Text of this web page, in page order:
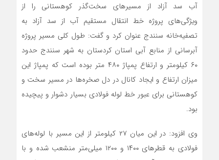
آب سد آزاد از مسیرهای سخت‌‌گذر کوهستانی را از
ویژگی‌های پروژه خط انتقال مستقیم آب از سد آزاد به
تصفیه‌خانه سنندج عنوان کرد و گفت: طول کلی مسیر پروژه
آبرسانی از منابع آبی استان کردستان به شهر سنندج حدود
۶۰ کیلومتر و ارتفاع پمپاژ ۴۸۰ متر بوده است که پمپاژ این
میزان ارتفاع و ایجاد کانال در دل صخره‌ها در مسیر سخت و
کوهستانی برای عبور خط لوله فولادی بسیار دشوار و پیچیده
بود.
وی افزود: در این میان ۲۷ کیلومتر از این مسیر با لوله‌های
فولادی به قطرهای ۱۴۰۰ و ۱۲۰۰ میلی‌متر منشعب شده و با